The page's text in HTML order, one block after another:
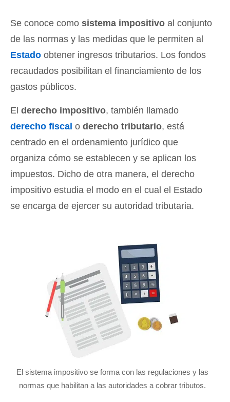
Se conoce como sistema impositivo al conjunto
de las normas y las medidas que le permiten al
Estado obtener ingresos tributarios. Los fondos
recaudados posibilitan el financiamiento de los
gastos públicos.
El derecho impositivo, también llamado
derecho fiscal o derecho tributario, está
centrado en el ordenamiento jurídico que
organiza cómo se establecen y se aplican los
impuestos. Dicho de otra manera, el derecho
impositivo estudia el modo en el cual el Estado
se encarga de ejercer su autoridad tributaria.
El sistema impositivo se forma con las regulaciones y las
normas que habilitan a las autoridades a cobrar tributos.